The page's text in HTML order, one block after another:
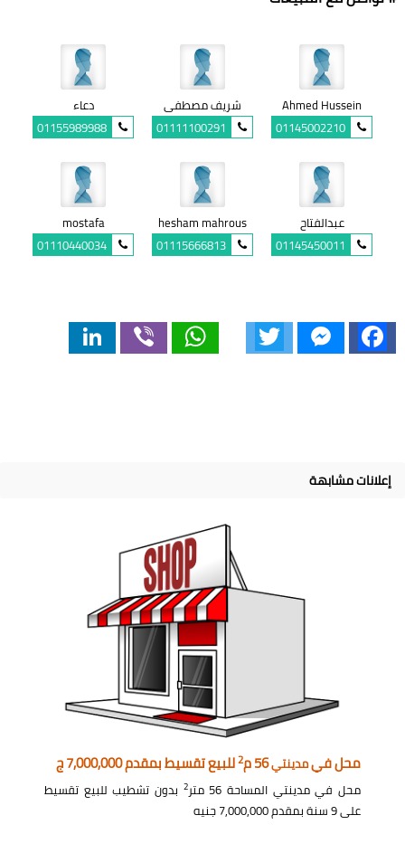
Ahmed Hussein
01145002210
شريف مصطفى
01111100291
دعاء
01155989988
عبدالفتاح
01145450011
hesham mahrous
01115666813
mostafa
01110440034
Facebook
Messenger
WhatsApp
إعلانات مشابهة
محل فيمدينتي56 م 2للبيع تقسيط بمقدم 7,000,000 ج
محل في مدينتي المساحة 56 متر 2 بدون تشطيب للبيع تقسيط
على 9 سنة بمقدم 7,000,000 جنيه